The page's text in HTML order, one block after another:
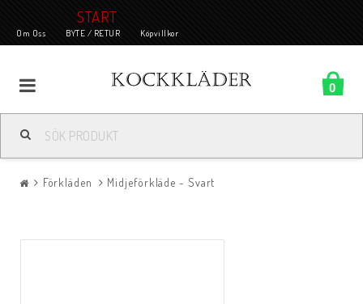
START
Om Oss BYTE / RETUR Köpvillkor
0
Förkläden Midjeförkläde - Svart